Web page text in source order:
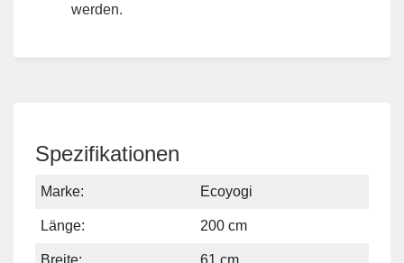
werden.
Spezifikationen
Marke: Ecoyogi
Länge: 200 cm
Breite: 61 cm